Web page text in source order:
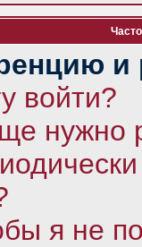
и
войти?
нужно
я не